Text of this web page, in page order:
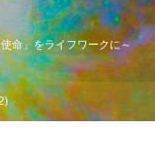
命」をライフワークに～